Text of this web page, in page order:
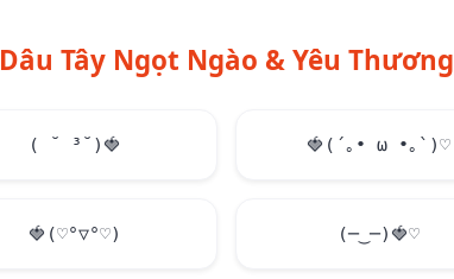
Dâu Tây Ngọt Ngào & Yêu Thương
( ˘ ³˘) 🍓 🍓 (´｡• ω •｡`)♡
🍓 (♡°▽°♡) (─‿─) 🍓♡